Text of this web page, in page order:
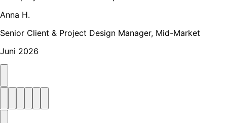
Anna H.
Senior Client & Project Design Manager, Mid-Market
Juni 2026